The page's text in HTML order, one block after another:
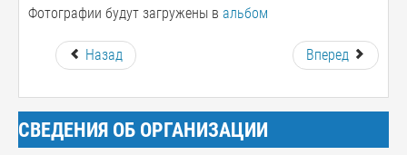
Фотографии будут загружены в альбом
Назад Вперед
СВЕДЕНИЯ ОБ ОРГАНИЗАЦИИ